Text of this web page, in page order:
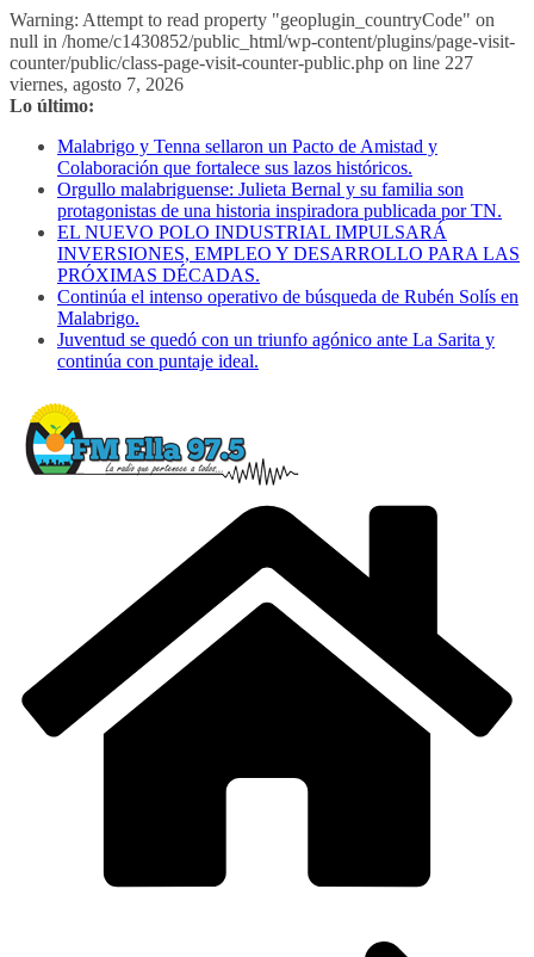
Warning: Attempt to read property "geoplugin_countryCode" on
null in /home/c1430852/public_html/wp-content/plugins/page-visit-
counter/public/class-page-visit-counter-public.php on line 227
Saltar
al
viernes, agosto 7, 2026
Lo último:
Malabrigo y Tenna sellaron un Pacto de Amistad y
Colaboración que fortalece sus lazos históricos.
Orgullo malabriguense: Julieta Bernal y su familia son
protagonistas de una historia inspiradora publicada por TN.
EL NUEVO POLO INDUSTRIAL IMPULSARÁ
INVERSIONES, EMPLEO Y DESARROLLO PARA LAS
PRÓXIMAS DÉCADAS.
Continúa el intenso operativo de búsqueda de Rubén Solís en
Malabrigo.
Juventud se quedó con un triunfo agónico ante La Sarita y
continúa con puntaje ideal.